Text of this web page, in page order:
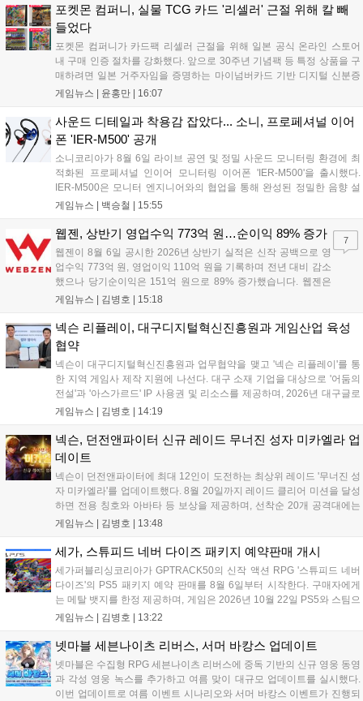
수요는 늘었으나 일반 재료는 현상을 유지하고 있으며, 영웅 등급 장비
와 무기는 서버별로 등락을 보이고 있습니다....
포켓몬 컴퍼니, 실물 TCG 카드 '리셀러' 근절 위해 칼 빼
들었다
포켓몬 컴퍼니가 카드팩 리셀러 근절을 위해 일본 공식 온라인 스토어
내 구매 인증 절차를 강화했다. 앞으로 30주년 기념팩 등 특정 상품을 구
매하려면 일본 거주자임을 증명하는 마이넘버카드 기반 디지털 신분증
이 필수다. 해당 상품들은 온라인 추첨제로만 판매되며, 이번 조치는 과
러한 정책이 시장 물량 안정화에 어떤 영향을 미칠지 업계의 이목이 쏠
리고 있다....
게임뉴스 | 윤홍만 | 16:07
사운드 디테일과 착용감 잡았다... 소니, 프로페셔널 이어
폰 'IER-M500' 공개
소니코리아가 8월 6일 라이브 공연 및 정밀 사운드 모니터링 환경에 최
적화된 프로페셔널 인이어 모니터링 이어폰 'IER-M500'을 출시했다.
IER-M500은 모니터 엔지니어와의 협업을 통해 완성된 정밀한 음향 설
계와 뛰어난 수동 차음 성능을 갖춰, 외부 소음이 많은 환경에서도 디테
피팅 서포터를 적용해 장시간 착용 시에도 안정적이고 편안한 환경을 제
게임뉴스 | 백승철 | 15:55
웹젠, 상반기 영업수익 773억 원…순이익 89% 증가
웹젠이 8월 6일 공시한 2026년 상반기 실적은 신작 공백으로 영
업수익 773억 원, 영업이익 110억 원을 기록하며 전년 대비 감소
했으나 당기순이익은 151억 원으로 89% 증가했습니다. 웹젠은
하반기부터 신작 공세를 예고하며 전략게임 '프로젝트 D1'의 정보
또한 '테르비스'는 일본 코미케에 출품하며 해외 시장 공략을 강화
합니다. 김태영 대표는 내년 신작 출시를 위해 하반기 적극적인
사업 일정을 추진하고 주주가치 제고에 힘쓰겠다고 밝혔습니
다....
게임뉴스 | 김병호 | 15:18
7
넥슨 리플레이, 대구디지털혁신진흥원과 게임산업 육성
협약
넥슨이 대구디지털혁신진흥원과 업무협약을 맺고 '넥슨 리플레이'를 통
한 지역 게임사 제작 지원에 나선다. 대구 소재 기업을 대상으로 '어둠의
전설'과 '아스가르드' IP 사용권 및 리소스를 제공하며, 2026년 대구글로
벌게임센터 제작지원 사업으로 추진된다. 넥슨은 심사에 직접 참여해 완
장을 위한 협력을 지속 확대해 나갈 방침이다....
게임뉴스 | 김병호 | 14:19
넥슨, 던전앤파이터 신규 레이드 무너진 성자 미카엘라 업
데이트
넥슨이 던전앤파이터에 최대 12인이 도전하는 최상위 레이드 '무너진 성
자 미카엘라'를 업데이트했다. 8월 20일까지 레이드 클리어 미션을 달성
하면 전용 칭호와 아바타 등 보상을 제공하며, 선착순 20개 공격대에는
명예 보상을 지급한다. 또한 9월 10일까지 서비스 21주년 기념 이벤트가
임인 아라드 수족관 메이커를 통해 다양한 아이템을 교환할 수 있다. 상
게임뉴스 | 김병호 | 13:48
세가, 스튜피드 네버 다이즈 패키지 예약판매 개시
세가퍼블리싱코리아가 GPTRACK50의 신작 액션 RPG '스튜피드 네버
다이즈'의 PS5 패키지 예약 판매를 8월 6일부터 시작한다. 구매자에게
는 메탈 뱃지를 한정 제공하며, 게임은 2026년 10월 22일 PS5와 스팀으
로 정식 출시된다. 좀비 주인공 데이비가 보디 해킹과 스타일 이트 능력
럭스판 등 다양한 에디션도 함께 발매될 예정이다....
게임뉴스 | 김병호 | 13:22
넷마블 세븐나이츠 리버스, 서머 바캉스 업데이트
넷마블은 수집형 RPG 세븐나이츠 리버스에 중독 기반의 신규 영웅 동영
과 각성 영웅 녹스를 추가하고 여름 맞이 대규모 업데이트를 실시했다.
이번 업데이트로 여름 이벤트 시나리오와 서머 바캉스 이벤트가 진행되